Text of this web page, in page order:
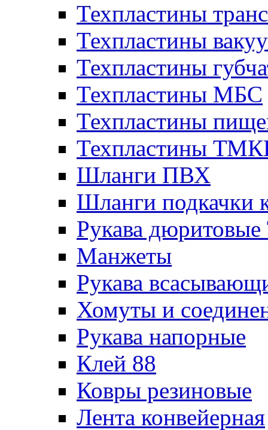
Техпластины
Техпластины
Техпластины
Техпластины МБС
Техпластины
Техпластины
Шланги ПВХ
Шланги подкачки
Рукава
Манжеты
Рукава
Хомуты и
Рукава напорные
Клей 88
Ковры резиновые
Лента конвейерная